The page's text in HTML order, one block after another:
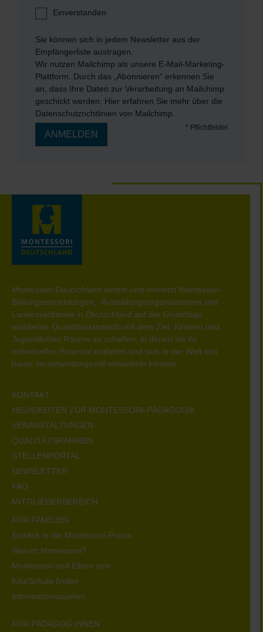
Einverstanden
Sie können sich in jedem Newsletter aus der
Empfängerliste austragen.
Wir nutzen Mailchimp als unsere E-Mail-Marketing-
Plattform. Durch das „Abonnieren“ erkennen Sie
an, dass Ihre Daten zur Verarbeitung an Mailchimp
geschickt werden. Hier erfahren Sie mehr über die
Datenschutzrichtlinien von Mailchimp.
* Pflichtfelder
Montessori Deutschland vertritt und vernetzt Montessori-
Bildungseinrichtungen, -Ausbildungsorganisationen und -
Landesverbände in Deutschland auf der Grundlage
etablierter Qualitätsstandards mit dem Ziel, Kindern und
Jugendlichen Räume zu schaffen, in denen sie ihr
individuelles Potential entfalten und sich in der Welt von
heute verantwortungsvoll entwickeln können.
KONTAKT
NEUIGKEITEN ZUR MONTESSORI-PÄDAGOGIK
VERANSTALTUNGEN
QUALITÄTSRAHMEN
STELLENPORTAL
NEWSLETTER
FAQ
MITGLIEDERBEREICH
FÜR FAMILIEN
Einblick in die Montessori-Praxis
Warum Montessori?
Montessori und Eltern sein
Kita/Schule finden
Informationsquellen
FÜR PÄDAGOG:INNEN